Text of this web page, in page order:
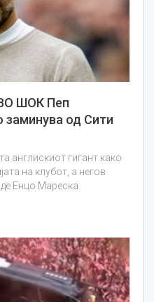
ШОК Пеп
заминува од Сити
англискиот гигант како
на клубот, а негов
Енцо Мареска.